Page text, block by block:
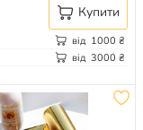
Купити
від 1000 ₴
від 3000 ₴